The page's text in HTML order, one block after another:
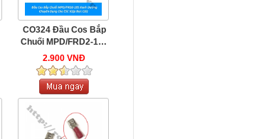
CO324 Đầu Cos Bắp
Chuối MPD/FRD2-195
Xanh ...
2.900 VNĐ